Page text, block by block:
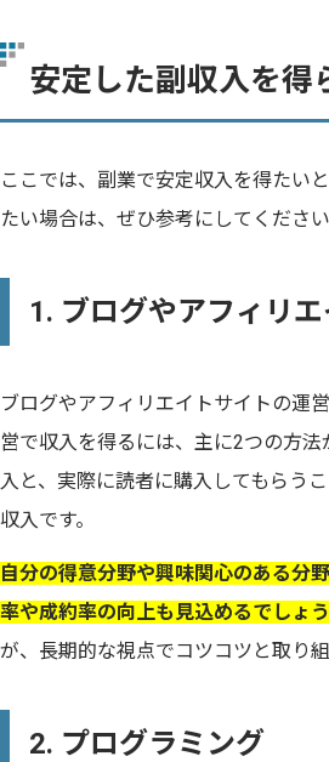
安定した副収入を得
ここでは、副業で安定収入を得たい
たい場合は、ぜひ参考にしてください
1. ブログやアフィリ
ブログやアフィリエイトサイトの運
営で収入を得るには、主に2つの方
入と、実際に読者に購入してもらう
収入です。
自分の得意分野や興味関心のある分
率や成約率の向上も見込めるでしょう
が、長期的な視点でコツコツと取り
2. プログラミング